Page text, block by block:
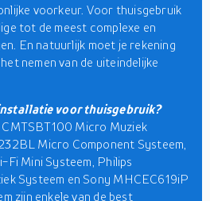
voorkeur. Voor thuisgebruik
tot de meest complexe en
En natuurlijk moet je rekening
nemen van de uiteindelijke
voor thuisgebruik?
Micro Muziek
Micro Component Systeem,
Mini Systeem, Philips
Systeem en Sony MHCEC619iP
zijn enkele van de best